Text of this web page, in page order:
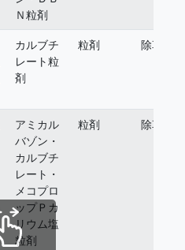
Ｎ粒剤
カルブチ
レート粒
剤
粒剤 除草剤
アミカル
バゾン・
カルブチ
レート・
メコプロ
ップＰカ
リウム塩
粒剤
粒剤 除草剤